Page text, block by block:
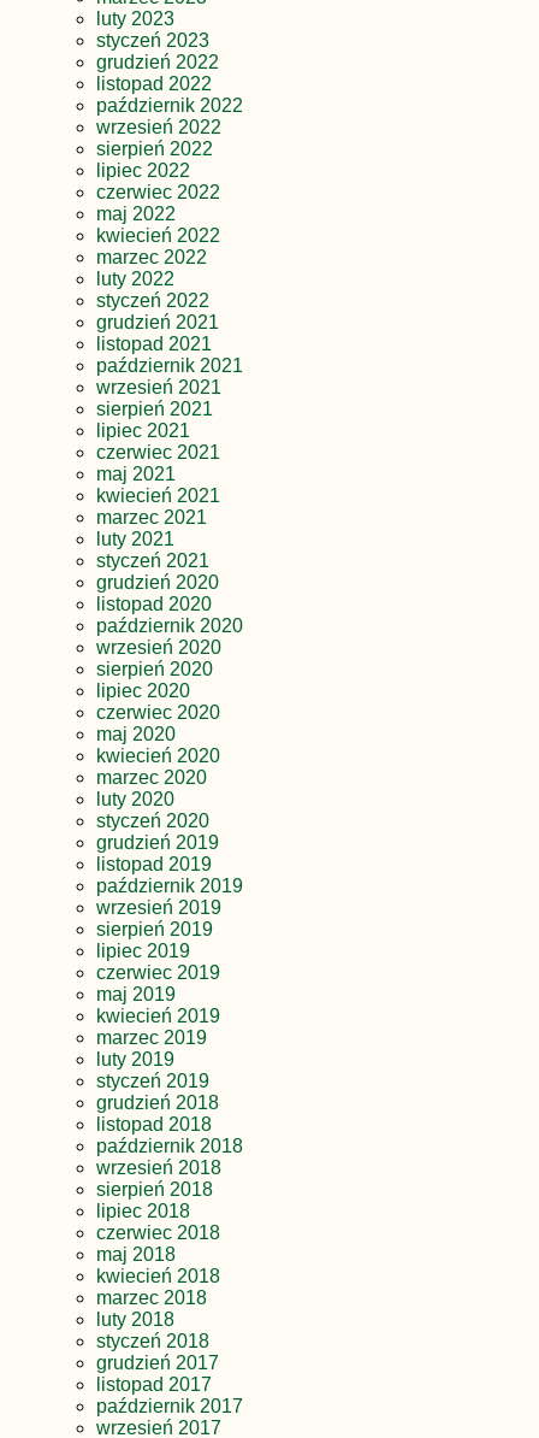
luty 2023
styczeń 2023
grudzień 2022
listopad 2022
październik 2022
wrzesień 2022
sierpień 2022
lipiec 2022
czerwiec 2022
maj 2022
kwiecień 2022
marzec 2022
luty 2022
styczeń 2022
grudzień 2021
listopad 2021
październik 2021
wrzesień 2021
sierpień 2021
lipiec 2021
czerwiec 2021
maj 2021
kwiecień 2021
marzec 2021
luty 2021
styczeń 2021
grudzień 2020
listopad 2020
październik 2020
wrzesień 2020
sierpień 2020
lipiec 2020
czerwiec 2020
maj 2020
kwiecień 2020
marzec 2020
luty 2020
styczeń 2020
grudzień 2019
listopad 2019
październik 2019
wrzesień 2019
sierpień 2019
lipiec 2019
czerwiec 2019
maj 2019
kwiecień 2019
marzec 2019
luty 2019
styczeń 2019
grudzień 2018
listopad 2018
październik 2018
wrzesień 2018
sierpień 2018
lipiec 2018
czerwiec 2018
maj 2018
kwiecień 2018
marzec 2018
luty 2018
styczeń 2018
grudzień 2017
listopad 2017
październik 2017
wrzesień 2017